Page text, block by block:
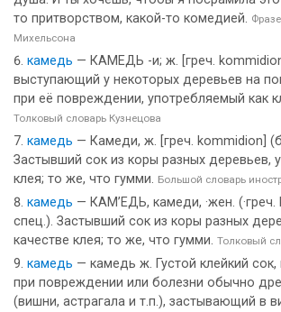
то притворством, какой-то комедией.
Михельсона
камедь — КАМЕДЬ -и; ж. [греч.
выступающий у некоторых деревьев на
при её повреждении, употребляемый как
Толковый словарь Кузнецова
камедь — Камеди, ж. [греч. kommidion]
Застывший сок из коры разных деревьев,
клея; то же, что гумми. Большой словарь
камедь — КАМ’ЕДЬ, камеди, ·жен.
спец.). Застывший сок из коры разных
качестве клея; то же, что гумми. Толковый
камедь — камедь ж. Густой клейкий
при повреждении или болезни обычно
(вишни, астрагала и т.п.), застывающий в